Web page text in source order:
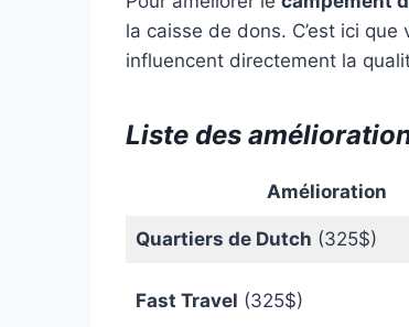
la caisse de dons. C’est ici
influencent directement la
Liste des
Amélioration
Quartiers de Dutch (325$)
Fast Travel (325$)